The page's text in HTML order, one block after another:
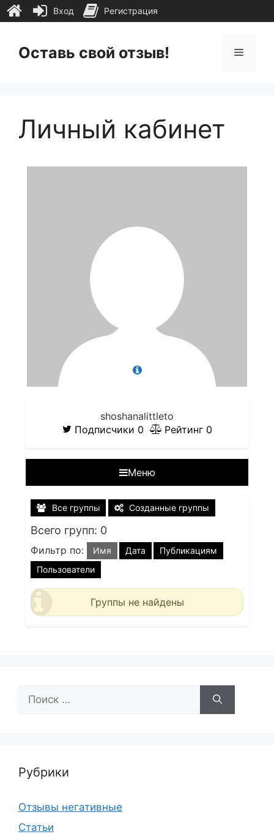
содержимому
Оставь свой отзыв! Меню
Личный кабинет
shoshanalittleto
Подписчики 0 Рейтинг 0
Меню
Все группы Созданные группы
Всего групп: 0
Фильтр по: Имя Дата
Публикациям
Пользователи
Группы не найдены
Рубрики
Отзывы негативные
Статьи
Вход Регистрация